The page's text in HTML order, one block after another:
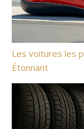
Les voitures les
Étonnant